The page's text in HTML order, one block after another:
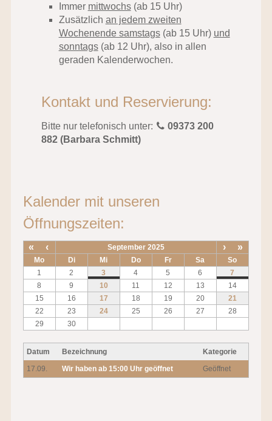
Immer mittwochs(ab 15 Uhr)
Zusätzlich an jedem zweiten
Wochenende samstags(ab 15 Uhr) und
sonntags(ab 12 Uhr), also in allen
geraden Kalenderwochen.
Kontakt und Reservierung:
Bitte nur telefonisch unter:
09373 200
882 (Barbara Schmitt)
Kalender mit unseren
Öffnungszeiten:
« ‹ September 2025 › »
Mo Di Mi Do Fr Sa
So
1
2 3 4 5 6
7
8
9 10 11 12 13
14
15
16 17 18 19 20
21
22
23 24 25 26 27
28
29
30
Datum Bezeichnung
Kategorie
17.09.
Wir haben ab 15:00 Uhr geöffnet Geöffnet